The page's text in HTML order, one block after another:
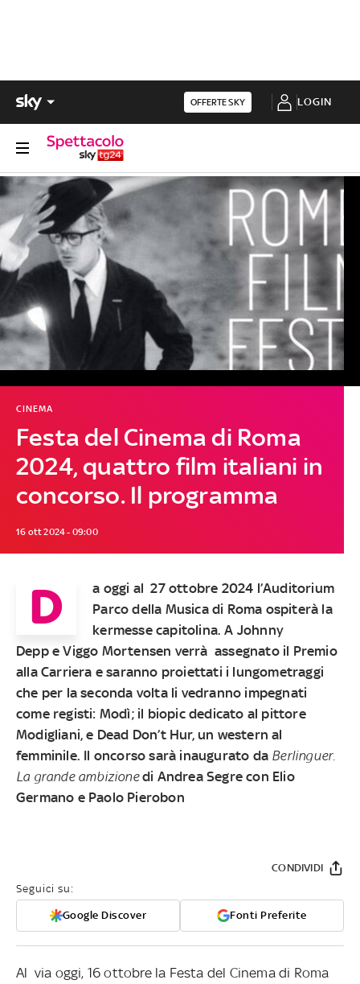
OFFERTE SKY LOGIN
Festa del Cinema di Roma
2024, quattro film italiani in
concorso. Il programma
CINEMA
16 ott 2024 - 09:00
D
a oggi al 27 ottobre 2024 l’Auditorium
Parco della Musica di Roma ospiterà la
kermesse capitolina. A Johnny
Depp e Viggo Mortensen verrà assegnato il Premio
alla Carriera e saranno proiettati i lungometraggi
che per la seconda volta li vedranno impegnati
come registi: Modì; il biopic dedicato al pittore
Modigliani, e Dead Don’t Hur, un western al
femminile. Il oncorso sarà inaugurato da Berlinguer.
La grande ambizionedi Andrea Segre con Elio
Germano e Paolo Pierobon
Seguici su:
Google Discover Fonti Preferite
CONDIVIDI
Al via oggi, 16 ottobre la Festa del Cinema di Roma